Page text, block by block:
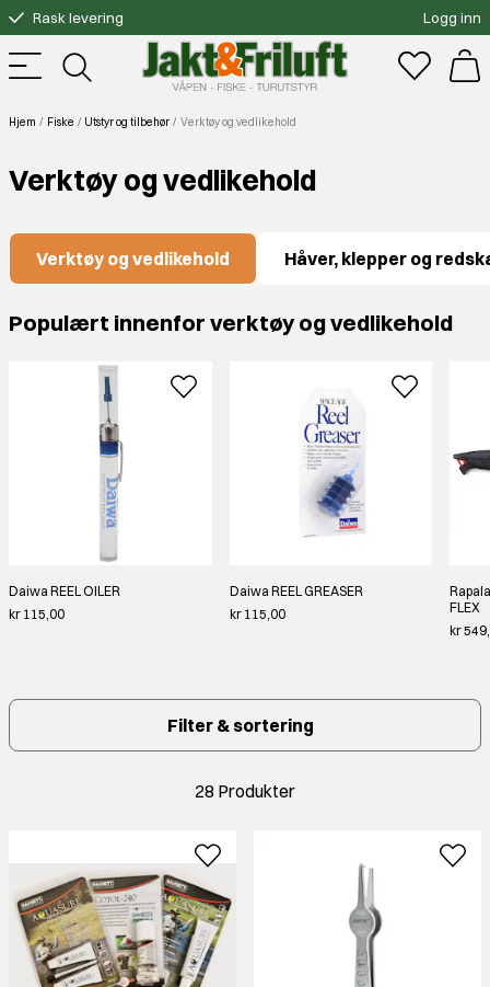
Rask levering
Gratis bytte
Fri frakt over 3000.-
Logg inn
Hjem Fiske Utstyr og tilbehør Verktøy og vedlikehold
Verktøy og vedlikehold
Verktøy og vedlikehold Håver, klepper og
Populært innenfor verktøy og vedlikehold
Daiwa REEL OILER
kr 115,00
Daiwa REEL GREASER
kr 115,00
FLEX
kr
Filter & sortering
28 Produkter